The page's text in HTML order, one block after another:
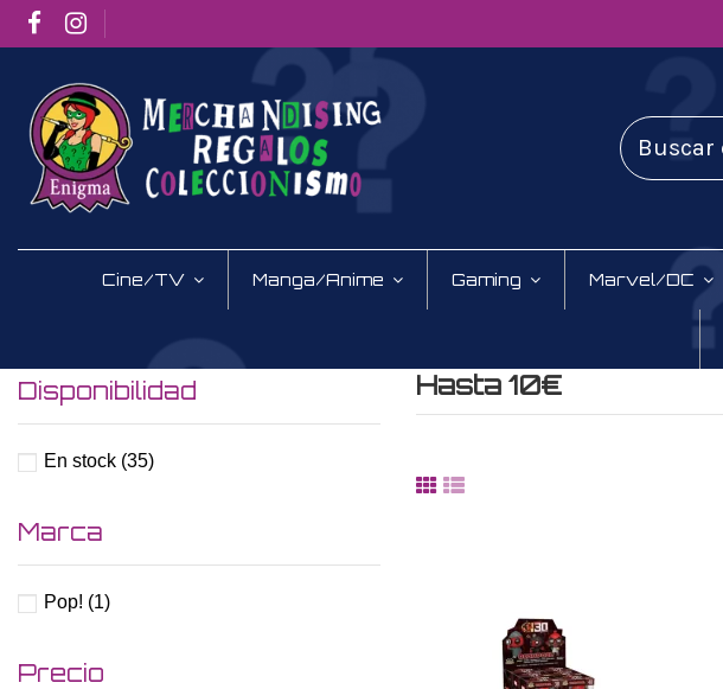
Cine/TV Manga/Anime Gaming Marvel/DC
Hasta 10€
Disponibilidad
En stock (35)
Marca
Pop! (1)
Precio